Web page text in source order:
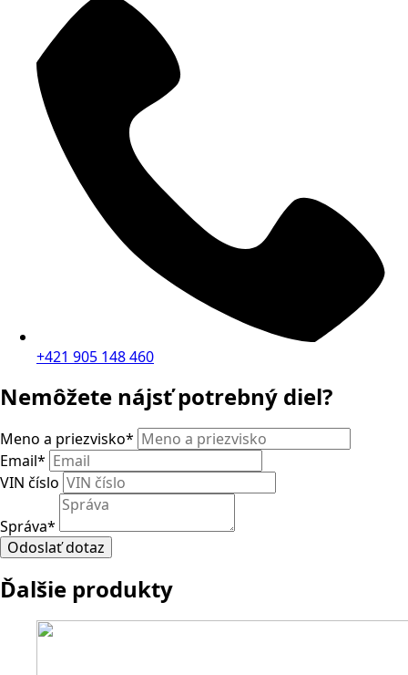
+421 905 148 460
Nemôžete nájsť potrebný diel?
Meno a priezvisko*
Email*
VIN číslo
Správa*
Odoslať dotaz
Ďalšie produkty